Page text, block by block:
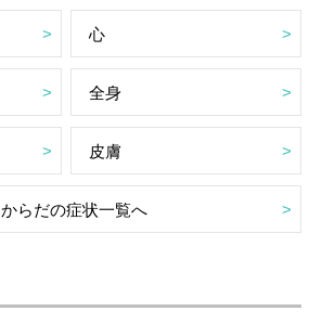
心
全身
皮膚
からだの症状一覧へ